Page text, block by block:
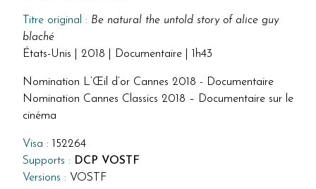
Titre original : Be natural the untold story of alice guy
blaché
États-Unis | 2018 | Documentaire | 1h43
Nomination L’Œil d’or Cannes 2018 - Documentaire
Nomination Cannes Classics 2018 – Documentaire sur le
cinéma
Visa :
152264
Supports : DCP VOSTF
Versions : VOSTF